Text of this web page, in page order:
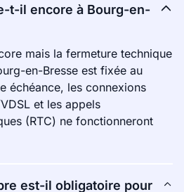
t-il encore à Bourg-en-
mais la fermeture technique
en-Bresse est fixée au
échéance, les connexions
et les appels
(RTC) ne fonctionneront
est-il obligatoire pour